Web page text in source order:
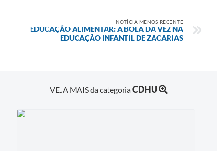
NOTÍCIA MENOS RECENTE
EDUCAÇÃO ALIMENTAR: A BOLA DA VEZ NA
EDUCAÇÃO INFANTIL DE ZACARIAS
VEJA MAIS da categoriaCDHU